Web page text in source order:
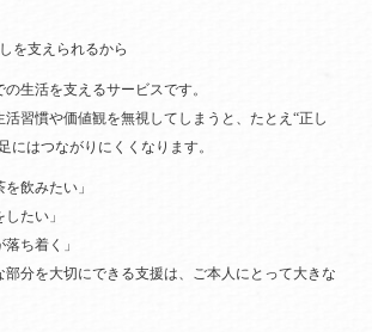
を支えられるから
生活を支えるサービスです。
習慣や価値観を無視してしまうと、たとえ“正し
にはつながりにくくなります。
を飲みたい」
たい」
ち着く」
部分を大切にできる支援は、ご本人にとって大きな